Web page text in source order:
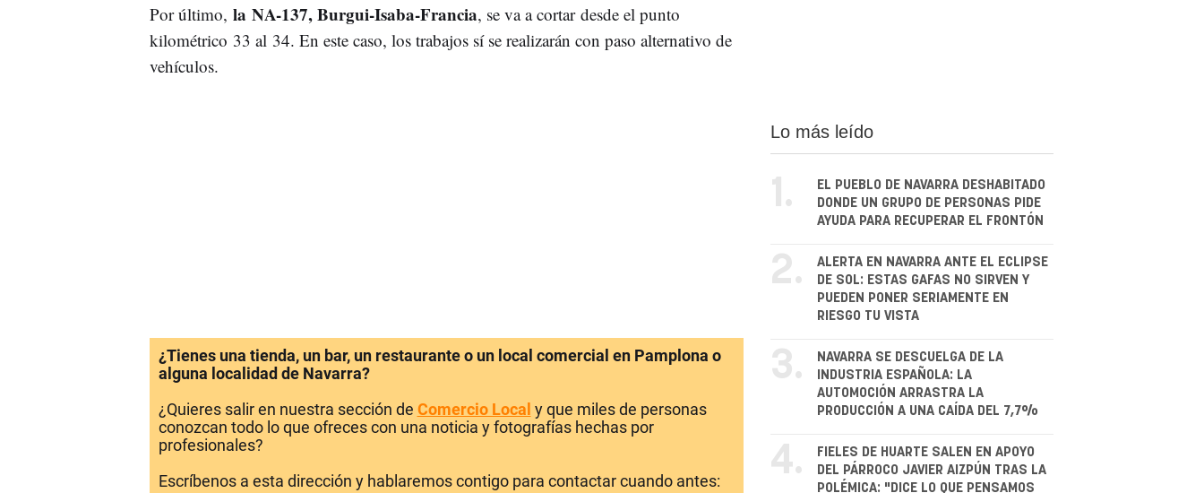
Por último, la NA-137, Burgui-Isaba-Francia, se va a cortar desde el punto
kilométrico 33 al 34. En este caso, los trabajos sí se realizarán con paso alternativo de
vehículos.
¿Tienes una tienda, un bar, un restaurante o un local comercial en Pamplona o
alguna localidad de Navarra?
¿Quieres salir en nuestra sección de Comercio Local y que miles de personas
conozcan todo lo que ofreces con una noticia y fotografías hechas por
profesionales?
Escríbenos a esta dirección y hablaremos contigo para contactar cuando antes:
Lo más leído
1.
EL PUEBLO DE NAVARRA DESHABITADO
DONDE UN GRUPO DE PERSONAS PIDE
AYUDA PARA RECUPERAR EL FRONTÓN
2.
ALERTA EN NAVARRA ANTE EL ECLIPSE
DE SOL: ESTAS GAFAS NO SIRVEN Y
PUEDEN PONER SERIAMENTE EN
RIESGO TU VISTA
3.
NAVARRA SE DESCUELGA DE LA
INDUSTRIA ESPAÑOLA: LA
AUTOMOCIÓN ARRASTRA LA
PRODUCCIÓN A UNA CAÍDA DEL 7,7%
4.
FIELES DE HUARTE SALEN EN APOYO
DEL PÁRROCO JAVIER AIZPÚN TRAS LA
POLÉMICA: "DICE LO QUE PENSAMOS